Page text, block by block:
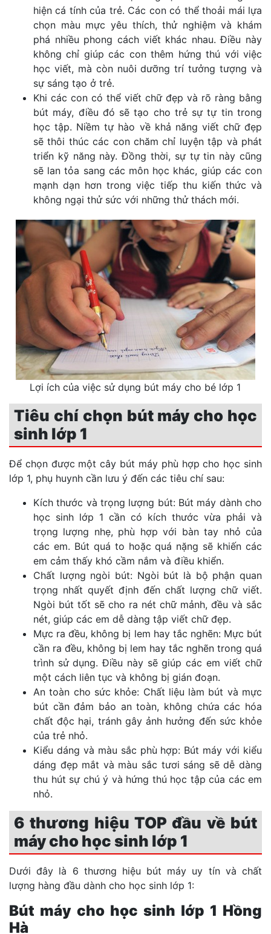
hiện cá tính của trẻ. Các con có thể thoải mái lựa
chọn màu mực yêu thích, thử nghiệm và khám
phá nhiều phong cách viết khác nhau. Điều này
không chỉ giúp các con thêm hứng thú với việc
học viết, mà còn nuôi dưỡng trí tưởng tượng và
sự sáng tạo ở trẻ.
Khi các con có thể viết chữ đẹp và rõ ràng bằng
bút máy, điều đó sẽ tạo cho trẻ sự tự tin trong
học tập. Niềm tự hào về khả năng viết chữ đẹp
sẽ thôi thúc các con chăm chỉ luyện tập và phát
triển kỹ năng này. Đồng thời, sự tự tin này cũng
sẽ lan tỏa sang các môn học khác, giúp các con
mạnh dạn hơn trong việc tiếp thu kiến thức và
không ngại thử sức với những thử thách mới.
Lợi ích của việc sử dụng bút máy cho bé lớp 1
Tiêu chí chọn bút máy cho học
sinh lớp 1
Để chọn được một cây bút máy phù hợp cho học sinh
lớp 1, phụ huynh cần lưu ý đến các tiêu chí sau:
Kích thước và trọng lượng bút: Bút máy dành cho
học sinh lớp 1 cần có kích thước vừa phải và
trọng lượng nhẹ, phù hợp với bàn tay nhỏ của
các em. Bút quá to hoặc quá nặng sẽ khiến các
em cảm thấy khó cầm nắm và điều khiển.
Chất lượng ngòi bút: Ngòi bút là bộ phận quan
trọng nhất quyết định đến chất lượng chữ viết.
Ngòi bút tốt sẽ cho ra nét chữ mảnh, đều và sắc
nét, giúp các em dễ dàng tập viết chữ đẹp.
Mực ra đều, không bị lem hay tắc nghẽn: Mực bút
cần ra đều, không bị lem hay tắc nghẽn trong quá
trình sử dụng. Điều này sẽ giúp các em viết chữ
một cách liên tục và không bị gián đoạn.
An toàn cho sức khỏe: Chất liệu làm bút và mực
bút cần đảm bảo an toàn, không chứa các hóa
chất độc hại, tránh gây ảnh hưởng đến sức khỏe
của trẻ nhỏ.
Kiểu dáng và màu sắc phù hợp: Bút máy với kiểu
dáng đẹp mắt và màu sắc tươi sáng sẽ dễ dàng
thu hút sự chú ý và hứng thú học tập của các em
nhỏ.
6 thương hiệu TOP đầu về bút
máy cho học sinh lớp 1
Dưới đây là 6 thương hiệu bút máy uy tín và chất
lượng hàng đầu dành cho học sinh lớp 1:
Bút máy cho học sinh lớp 1 Hồng
Hà